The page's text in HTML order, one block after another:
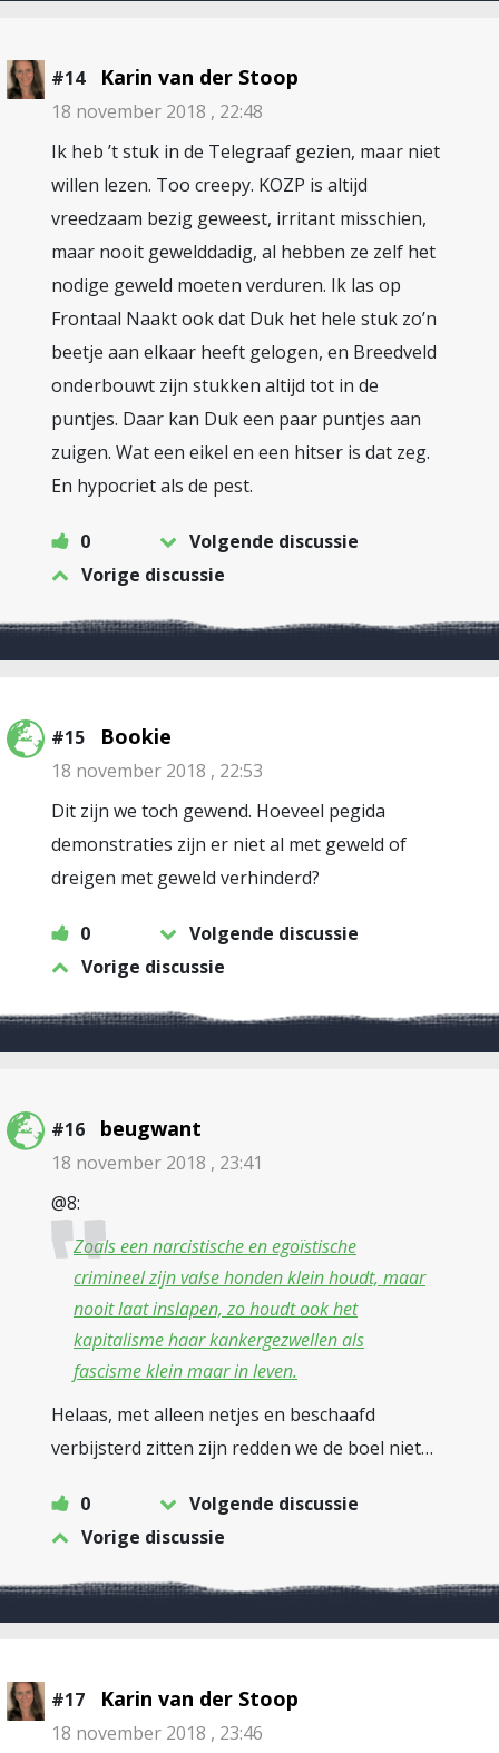
#14 Karin van der Stoop
18 november 2018 , 22:48
Ik heb ’t stuk in de Telegraaf gezien, maar niet
willen lezen. Too creepy. KOZP is altijd
vreedzaam bezig geweest, irritant misschien,
maar nooit gewelddadig, al hebben ze zelf het
nodige geweld moeten verduren. Ik las op
Frontaal Naakt ook dat Duk het hele stuk zo’n
beetje aan elkaar heeft gelogen, en Breedveld
onderbouwt zijn stukken altijd tot in de
puntjes. Daar kan Duk een paar puntjes aan
zuigen. Wat een eikel en een hitser is dat zeg.
En hypocriet als de pest.
0
Volgende discussie
Vorige discussie
#15 Bookie
18 november 2018 , 22:53
Dit zijn we toch gewend. Hoeveel pegida
demonstraties zijn er niet al met geweld of
dreigen met geweld verhinderd?
0
Volgende discussie
Vorige discussie
#16 beugwant
18 november 2018 , 23:41
@8:
Zoals een narcistische en egoïstische
crimineel zijn valse honden klein houdt, maar
nooit laat inslapen, zo houdt ook het
kapitalisme haar kankergezwellen als
fascisme klein maar in leven.
Helaas, met alleen netjes en beschaafd
verbijsterd zitten zijn redden we de boel niet…
0
Volgende discussie
Vorige discussie
#17 Karin van der Stoop
18 november 2018 , 23:46